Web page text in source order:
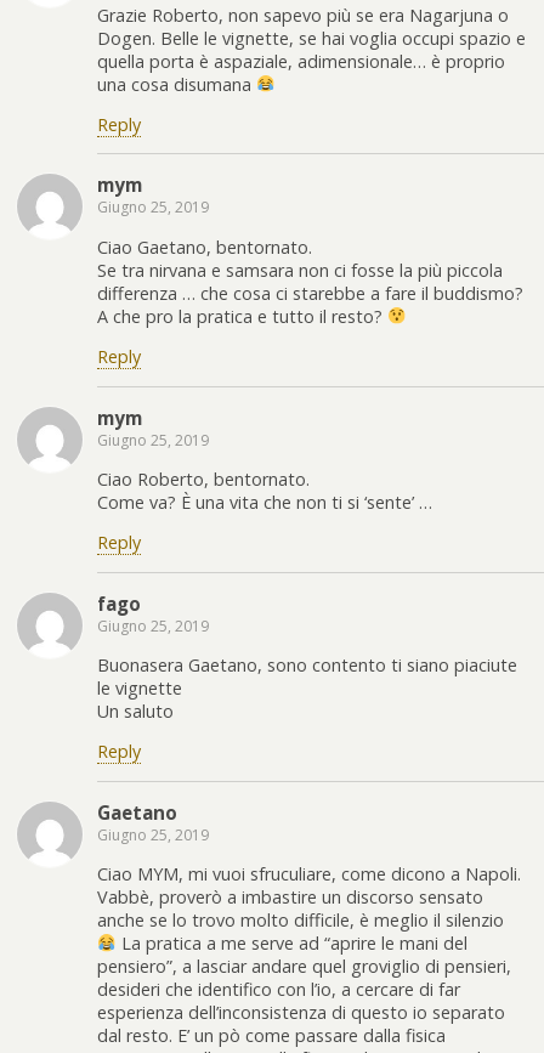
Grazie Roberto, non sapevo più se era Nagarjuna o
Dogen. Belle le vignette, se hai voglia occupi spazio e
quella porta è aspaziale, adimensionale… è proprio
una cosa disumana
Reply
mym
Giugno 25, 2019
Ciao Gaetano, bentornato.
Se tra nirvana e samsara non ci fosse la più piccola
differenza … che cosa ci starebbe a fare il buddismo?
A che pro la pratica e tutto il resto?
Reply
mym
Giugno 25, 2019
Ciao Roberto, bentornato.
Come va? È una vita che non ti si ‘sente’ …
Reply
fago
Giugno 25, 2019
Buonasera Gaetano, sono contento ti siano piaciute
le vignette
Un saluto
Reply
Gaetano
Giugno 25, 2019
Ciao MYM, mi vuoi sfruculiare, come dicono a Napoli.
Vabbè, proverò a imbastire un discorso sensato
anche se lo trovo molto difficile, è meglio il silenzio
La pratica a me serve ad “aprire le mani del
pensiero”, a lasciar andare quel groviglio di pensieri,
desideri che identifico con l’io, a cercare di far
esperienza dell’inconsistenza di questo io separato
dal resto. E’ un pò come passare dalla fisica